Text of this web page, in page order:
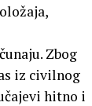
Zbog
iz civilnog
hitno i